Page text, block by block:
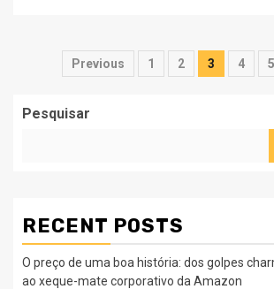
Paginação
conteúdos
Previous 1 2 3 4 5
Pesquisar
RECENT POSTS
O preço de uma boa história: dos golpes
ao xeque-mate corporativo da Amazon